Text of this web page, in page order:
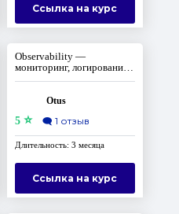
Ссылка на курс
Observability —
мониторинг, логирование,
трейсинг
Otus
5 ⭐ 🗨️ 1 отзыв
Длительность: 3 месяца
Ссылка на курс